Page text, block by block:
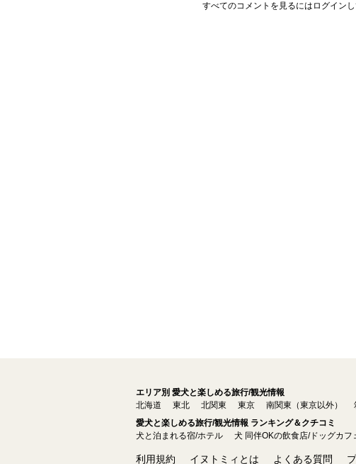
すべてのコメントを見るにはログインし
エリア別 愛犬と楽しめる旅行/観光情報
北海道
東北 北関東 東京 南関東（東京以外）
愛犬と楽しめる旅行/観光情報 ランキング＆クチコミ
犬と泊まれる宿/ホテル
犬 同伴OKの飲食店/ドッグカフ
利用規約 イヌトミィとは よくある質問